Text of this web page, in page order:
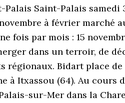
Saint-Palais samedi
à février marché
fois par mois : 15
dans un terroir, de
régionaux. Bidart place
à Itxassou (64). Au cours
sur-Mer dans la